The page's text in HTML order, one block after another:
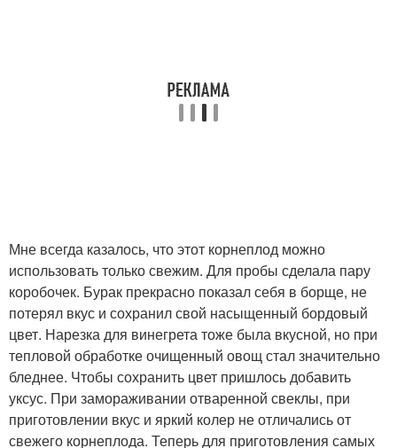
Мне всегда казалось, что этот корнеплод можно
использовать только свежим. Для пробы сделала пару
коробочек. Бурак прекрасно показал себя в борще, не
потерял вкус и сохранил свой насыщенный бордовый
цвет. Нарезка для винегрета тоже была вкусной, но при
тепловой обработке очищенный овощ стал значительно
бледнее. Чтобы сохранить цвет пришлось добавить
уксус. При замораживании отваренной свеклы, при
приготовлении вкус и яркий колер не отличались от
свежего корнеплода. Теперь для приготовления самых